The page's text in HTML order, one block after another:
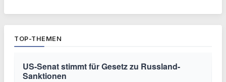
TOP-THEMEN
US-Senat stimmt für Gesetz zu Russland-
Sanktionen